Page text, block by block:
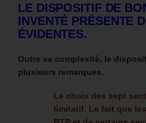
LE DISPOSITIF DE
INVENTÉ PRÉSENTE
ÉVIDENTES.
Outre sa complexité, le
plusieurs remarques.
Le choix des sept
limitatif. Le fait que